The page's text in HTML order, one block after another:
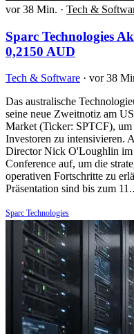
vor 38 Min. · Tech &
Sparc Technologies
0,2150 AUD
Tech & Software · vor 38
Das australische
seine neue Zweitnotiz am
Market (Ticker: SPTCF),
Investoren zu intensivieren.
Director Nick O'Loughlin
Conference auf, um die
operativen Fortschritte zu
Präsentation sind bis zum
Sparc Technologies